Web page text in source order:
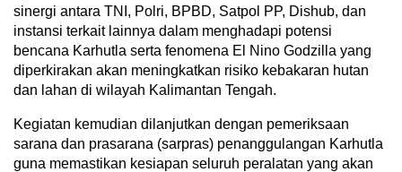
sinergi antara TNI, Polri, BPBD, Satpol PP, Dishub, dan
instansi terkait lainnya dalam menghadapi potensi
bencana Karhutla serta fenomena El Nino Godzilla yang
diperkirakan akan meningkatkan risiko kebakaran hutan
dan lahan di wilayah Kalimantan Tengah.
Kegiatan kemudian dilanjutkan dengan pemeriksaan
sarana dan prasarana (sarpras) penanggulangan Karhutla
guna memastikan kesiapan seluruh peralatan yang akan